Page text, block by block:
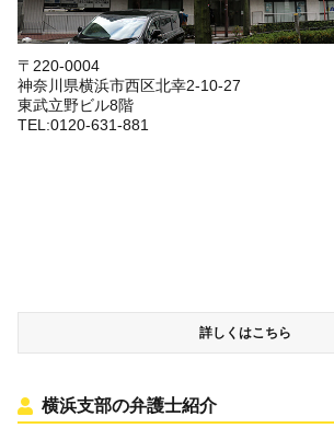
〒220-0004
神奈川県横浜市西区北幸2-10-27
東武立野ビル8階
TEL:0120-631-881
詳しくはこちら
横浜支部の弁護士紹介